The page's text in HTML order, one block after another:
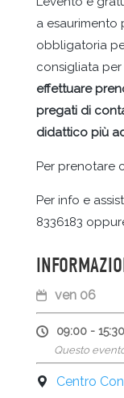
a esaurimento
obbligatoria
consigliata per
effettuare
pregati di
didattico più
Per prenotare
Per info e
8336183
ven 06
09:00 - 15:30
Questo
Centro